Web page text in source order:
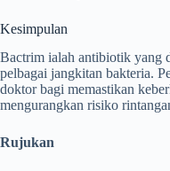
Kesimpulan
Bactrim ialah antibiotik yang
pelbagai jangkitan bakteria.
doktor bagi memastikan
mengurangkan risiko
Rujukan